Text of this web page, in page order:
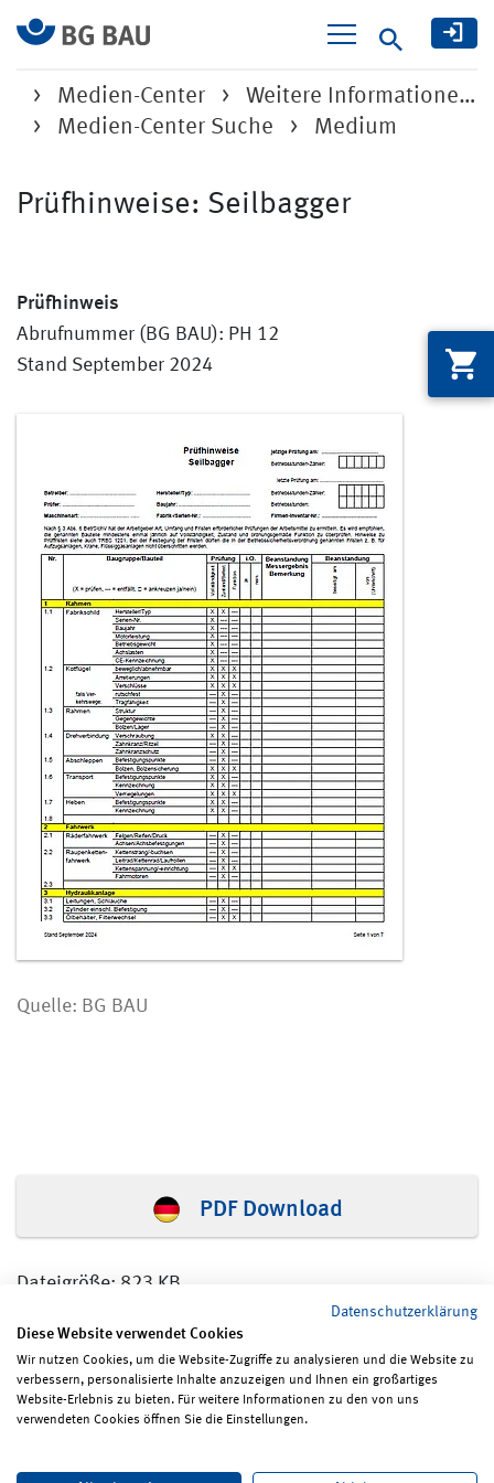
Suche
Medien-Center
Weitere Informatione…
Medien-Center Suche
Medium
Prüfhinweise: Seilbagger
Prüfhinweis
Abrufnummer (BG BAU): PH 12
Stand September 2024
Quelle: BG BAU
PDF Download
Dateigröße: 823 KB
Seite teilen Seite drucken
Datenschutzerklärung
Diese Website verwendet Cookies
Wir nutzen Cookies, um die Website-Zugriffe zu analysieren und die Website zu
verbessern, personalisierte Inhalte anzuzeigen und Ihnen ein großartiges
Website-Erlebnis zu bieten. Für weitere Informationen zu den von uns
verwendeten Cookies öffnen Sie die Einstellungen.